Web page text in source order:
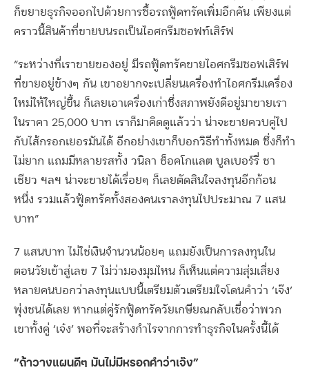
ก็ขยายธุรกิจออกไปด้วยการซื้อรถฟู้ดทรัคเพิ่มอีกคัน เพียงแต่
คราวนี้สินค้าที่ขายบนรถเป็นไอศกรีมซอฟท์เสิร์ฟ
“ระหว่างที่เราขายของอยู่ มีรถฟู้ดทรัคขายไอศกรีมซอฟเสิร์ฟ
ที่ขายอยู่ข้างๆ กัน เขาอยากจะเปลี่ยนเครื่องทำไอศกรีมเครื่อง
ใหม่ให้ใหญ่ขึ้น ก็เลยเอาเครื่องเก่าซึ่งสภาพยังดีอยู่มาขายเรา
ในราคา 25,000 บาท เราก็มาคิดดูแล้วว่า น่าจะขายควบคู่ไป
กับไส้กรอกเยอรมันได้ อีกอย่างเขาก็บอกวิธีทำทั้งหมด ซึ่งก็ทำ
ไม่ยาก แถมมีหลายรสทั้ง วนิลา ช็อคโกแลต บูลเบอร์รี่ ชา
เชียว ฯลฯ น่าจะขายได้เรื่อยๆ ก็เลยตัดสินใจลงทุนอีกก้อน
หนึ่ง รวมแล้วฟู้ดทรัคทั้งสองคนเราลงทุนไปประมาณ 7 แสน
บาท”
7 แสนบาท ไม่ใช่เงินจำนวนน้อยๆ แถมยังเป็นการลงทุนใน
ตอนวัยเข้าสู่เลข 7 ไม่ว่ามองมุมไหน ก็เห็นแต่ความสุ่มเสี่ยง
หลายคนบอกว่าลงทุนแบบนี้เตรียมตัวเตรียมใจโดนคำว่า ‘เจ๊ง’
พุ่งชนได้เลย หากแต่คู่รักฟู้ดทรัควัยเกษียณกลับเชื่อว่าพวก
เขาทั้งคู่ ‘เจ๋ง’ พอที่จะสร้างกำไรจากการทำธุรกิจในครั้งนี้ได้
“ถ้าวางแผนดีๆ มันไม่มีหรอกคำว่าเจ๊ง”